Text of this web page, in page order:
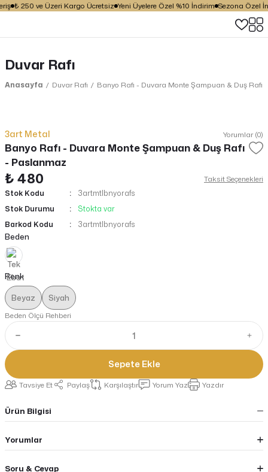
₺ 250 ve Üzeri Kargo Ücretsiz Yeni Üyelere Özel %10 İndirim Sezona Özel
Duvar Rafı
Anasayfa Duvar Rafı Banyo Rafı - Duvara Monte Şampuan & Duş Rafı
3art Metal Yorumlar (0)
Banyo Rafı - Duvara Monte Şampuan & Duş Rafı
- Paslanmaz
₺ 480
Taksit Seçenekleri
Stok Kodu
3artmtlbnyorafs
Stok Durumu
Stokta var
Barkod Kodu
3artmtlbnyorafs
Beden
Renk
Beyaz
Siyah
Beden Ölçü Rehberi
Sepete Ekle
Tavsiye Et Paylaş Karşılaştır Yorum Yaz Yazdır
Ürün Bilgisi
Yorumlar
Soru & Cevap